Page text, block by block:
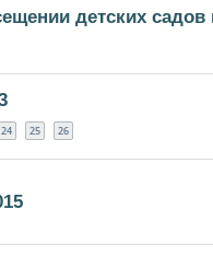
детских
24 25 26